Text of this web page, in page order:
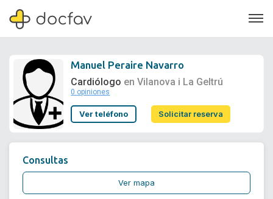
Soporte
Manuel Peraire Navarro
Cardiólogo en Vilanova i La Geltrú
0 opiniones
Ver teléfono Solicitar reserva
Consultas
Ver mapa